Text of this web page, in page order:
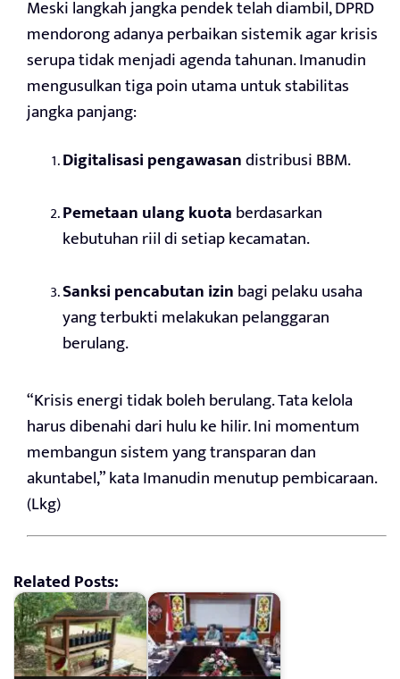
Meski langkah jangka pendek telah diambil, DPRD
mendorong adanya perbaikan sistemik agar krisis
serupa tidak menjadi agenda tahunan. Imanudin
mengusulkan tiga poin utama untuk stabilitas
jangka panjang:
Digitalisasi pengawasandistribusi BBM.
Pemetaan ulang kuotaberdasarkan
kebutuhan riil di setiap kecamatan.
Sanksi pencabutan izinbagi pelaku usaha
yang terbukti melakukan pelanggaran
berulang.
“Krisis energi tidak boleh berulang. Tata kelola
harus dibenahi dari hulu ke hilir. Ini momentum
membangun sistem yang transparan dan
akuntabel,” kata Imanudin menutup pembicaraan.
(Lkg)
Related Posts: